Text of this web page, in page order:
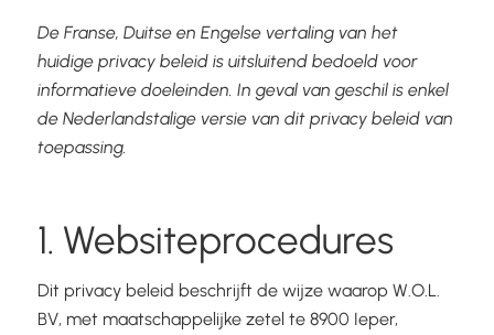
De Franse, Duitse en Engelse vertaling van het
huidige privacy beleid is uitsluitend bedoeld voor
informatieve doeleinden. In geval van geschil is enkel
de Nederlandstalige versie van dit privacy beleid van
toepassing.
1. Websiteprocedures
Dit privacy beleid beschrijft de wijze waarop W.O.L.
BV, met maatschappelijke zetel te 8900 Ieper,